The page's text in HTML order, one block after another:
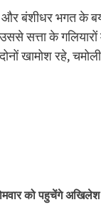
बंशीधर भगत के
सत्ता के
खामोश रहे,
को पहुचेंगे अखिलेश